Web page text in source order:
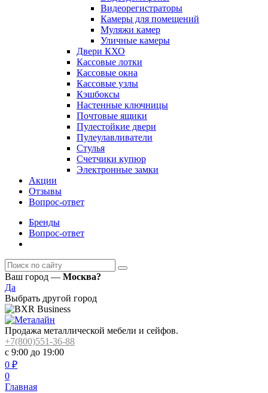
Видеорегистраторы
Камеры для помещений
Муляжи камер
Уличные камеры
Двери КХО
Кассовые лотки
Кассовые окна
Кассовые узлы
Кэшбоксы
Настенные ключницы
Почтовые ящики
Пулестойкие двери
Пулеулавливатели
Стулья
Счетчики купюр
Электронные замки
Акции
Отзывы
Вопрос-ответ
Бренды
Вопрос-ответ
Ваш город — Москва?
Да
Выбрать другой город
Продажа металлической мебели и сейфов.
+7(800)551-36-88
с 9:00 до 19:00
0 ₽
0
Главная